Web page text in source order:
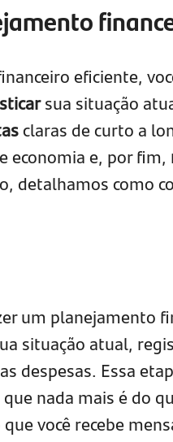
eficiente,
sua situação
claras de curto a
economia e, por fim,
detalhamos como
um planejamento
situação atual,
despesas. Essa
nada mais é do
você recebe